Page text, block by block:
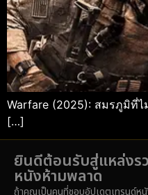
Warfare (2025): สมรภูมิที่
[…]
ยินดีต้อนรับสู่แหล่งร
หนังห้ามพลาด